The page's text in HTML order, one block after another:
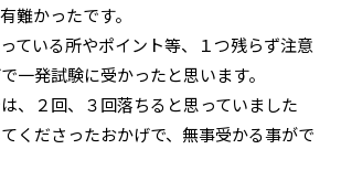
難かったです。
ている所やポイント等、１つ残らず注意
一発試験に受かったと思います。
、２回、３回落ちると思っていました
くださったおかげで、無事受かる事がで